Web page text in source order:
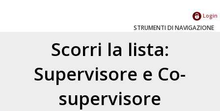
Login
STRUMENTI DI NAVIGAZIONE
Scorri la lista:
Supervisore e Co-
supervisore